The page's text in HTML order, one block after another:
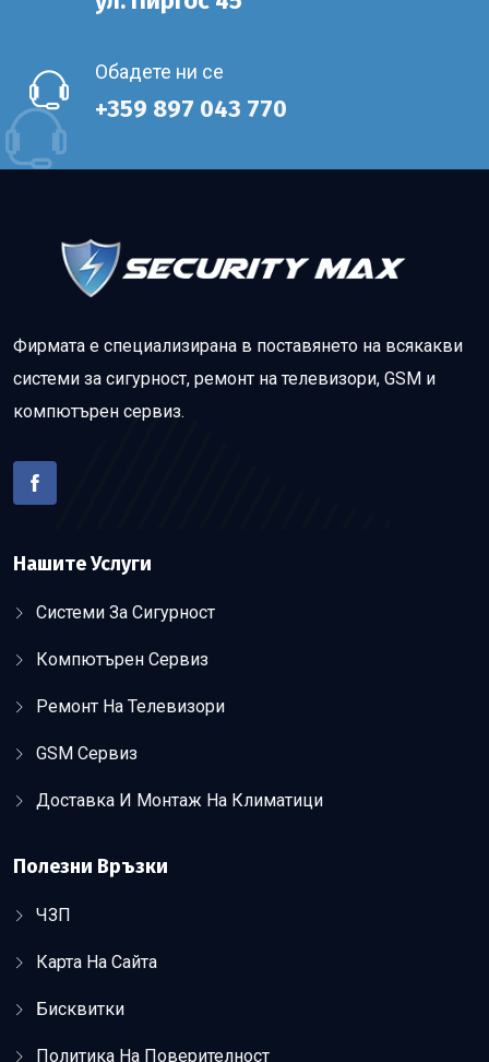
Обадете ни се
+359 897 043 770
Фирмата е специализирана в поставянето на всякакви
системи за сигурност, ремонт на телевизори, GSM и
компютърен сервиз.
Нашите Услуги
Системи За Сигурност
Компютърен Сервиз
Ремонт На Телевизори
GSM Сервиз
Доставка И Монтаж На Климатици
Полезни Връзки
ЧЗП
Карта На Сайта
Бисквитки
Политика На Поверителност